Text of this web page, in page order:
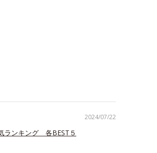
2024/07/22
ランキング 各BEST５